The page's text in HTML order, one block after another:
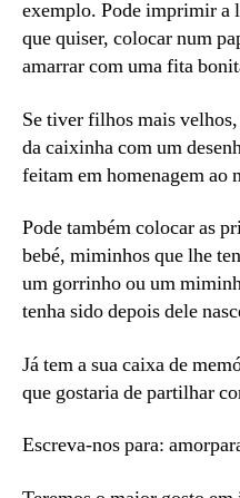
exemplo. Pode imprimir a
que quiser, colocar num
amarrar com uma fita
Se tiver filhos mais
da caixinha com um
feitam em homenagem ao
Pode também colocar as
bebé, miminhos que lhe
um gorrinho ou um
tenha sido depois dele
Já tem a sua caixa de
que gostaria de partilhar
Escreva-nos para: